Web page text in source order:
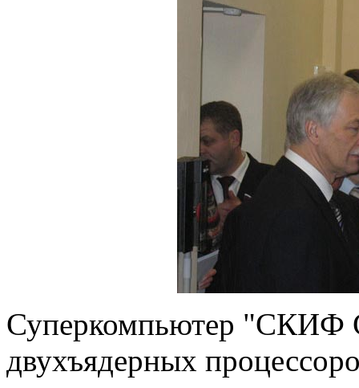
Суперкомпьютер "СКИФ
двухъядерных